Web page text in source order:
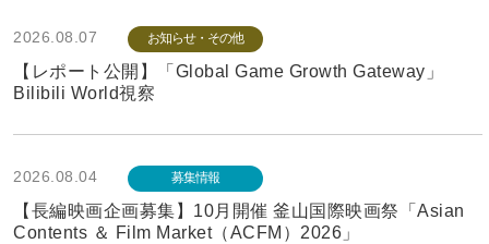
2026.08.07 お知らせ・その他
【レポート公開】「Global Game Growth Gateway」
Bilibili World視察
2026.08.04 募集情報
【長編映画企画募集】10月開催 釜山国際映画祭「Asian
Contents ＆ Film Market（ACFM）2026」